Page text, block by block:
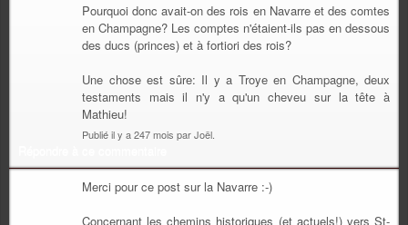
Pourquoi donc avait-on des rois en Navarre et des comtes
en Champagne? Les comptes n'étaient-ils pas en dessous
des ducs (princes) et à fortiori des rois?
Une chose est sûre: Il y a Troye en Champagne, deux
testaments mais il n'y a qu'un cheveu sur la tête à
Mathieu!
Publié il y a 247 mois par Joël.
Merci pour ce post sur la Navarre :-)
Concernant les chemins historiques (et actuels!) vers St-